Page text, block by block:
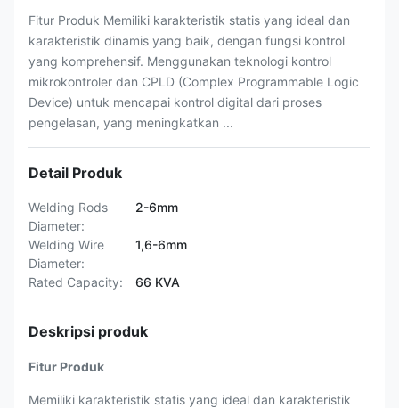
Fitur Produk Memiliki karakteristik statis yang ideal dan
karakteristik dinamis yang baik, dengan fungsi kontrol
yang komprehensif. Menggunakan teknologi kontrol
mikrokontroler dan CPLD (Complex Programmable Logic
Device) untuk mencapai kontrol digital dari proses
pengelasan, yang meningkatkan ...
Detail Produk
Welding Rods
Diameter:
2-6mm
Welding Wire
Diameter:
1,6-6mm
Rated Capacity: 66 KVA
Deskripsi produk
Fitur Produk
Memiliki karakteristik statis yang ideal dan karakteristik